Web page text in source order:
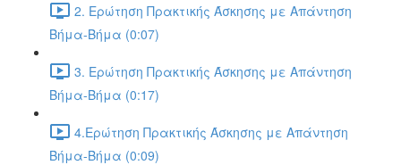
2. Ερώτηση Πρακτικής Άσκησης με Απάντηση
Βήμα-Βήμα (0:07)
3. Ερώτηση Πρακτικής Άσκησης με Απάντηση
Βήμα-Βήμα (0:17)
4.Ερώτηση Πρακτικής Άσκησης με Απάντηση
Βήμα-Βήμα (0:09)